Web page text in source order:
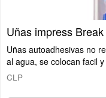
Uñas impress Break
Uñas autoadhesivas no
al agua, se colocan facil
CLP